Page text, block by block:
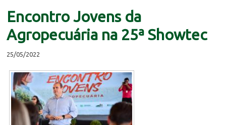
Encontro Jovens da
Agropecuária na 25ª Showtec
25/05/2022